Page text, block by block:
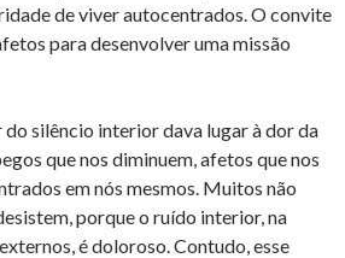
de viver autocentrados. O convite
para desenvolver uma missão
silêncio interior dava lugar à dor da
que nos diminuem, afetos que nos
em nós mesmos. Muitos não
porque o ruído interior, na
é doloroso. Contudo, esse